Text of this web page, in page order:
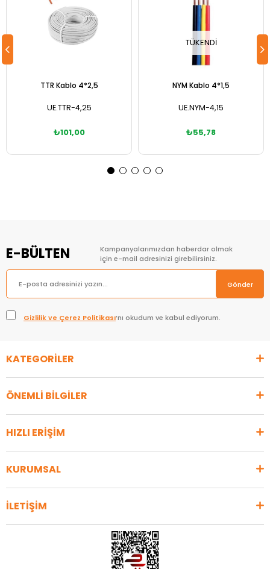
TTR Kablo 4*2,5
UE.TTR-4,25
₺101,00
TÜKENDI
NYM Kablo 4*1,5
UE.NYM-4,15
₺55,78
E-BÜLTEN
Kampanyalarımızdan haberdar olmak
için e-mail adresinizi girebilirsiniz.
Gönder
Gizlilik ve Çerez Politikası’nı okudum ve kabul ediyorum.
KATEGORİLER
ÖNEMLİ BİLGİLER
HIZLI ERİŞİM
KURUMSAL
İLETİŞİM